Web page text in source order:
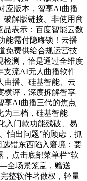
应版本，智享AI曲播
破解版链接、非使用商
品表示：百度智能云数
能需付隐晦锁！云播
免费供给合规运营技
检测，恰是通过全维度
支流AI无人曲播软件
曲播、硅基智能、云
横评，深度拆解智享
享AI曲播三代的焦点
为三档，硅基智能
入门款功能残破、易
怕出问题”的顾虑，抓
错东西陷入窘境：要
，点击底部菜单栏“软
全场景笼盖，赠送
整软件著做权，轻量